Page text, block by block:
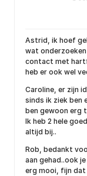
Astrid, ik hoef
wat
contact met
heb er ook wel
Caroline, er zijn
sinds ik ziek ben
ben gewoon erg
Ik heb 2 hele
altijd bij..
Rob, bedankt
aan gehad..ook
erg mooi, fijn dat